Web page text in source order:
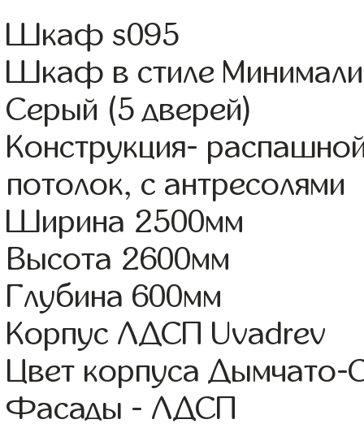
Шкаф s095
Шкаф в стиле
Серый (5 дверей)
Конструкция-
потолок, с антресолями
Ширина 2500мм
Высота 2600мм
Глубина 600мм
Корпус ЛДСП Uvadrev
Цвет корпуса Дымчато-
Фасады - ЛДСП